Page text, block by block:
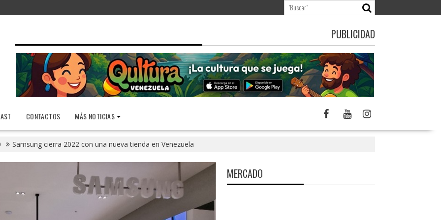
PUBLICIDAD
CONTACTOS MÁS NOTICIAS
Samsung cierra 2022 con una nueva tienda en Venezuela
MERCADO